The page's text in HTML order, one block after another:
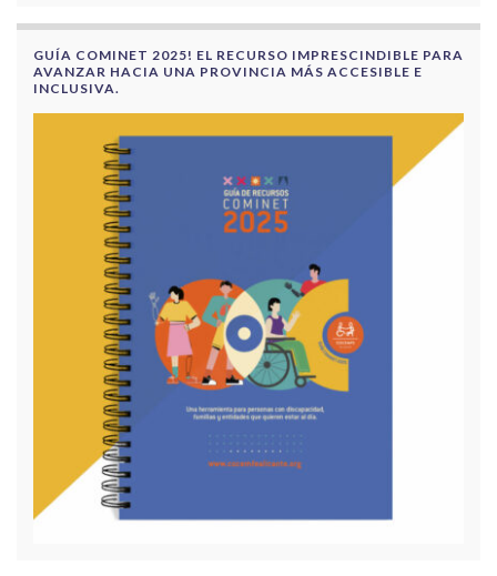
GUÍA COMINET 2025! EL RECURSO IMPRESCINDIBLE PARA
AVANZAR HACIA UNA PROVINCIA MÁS ACCESIBLE E
INCLUSIVA.